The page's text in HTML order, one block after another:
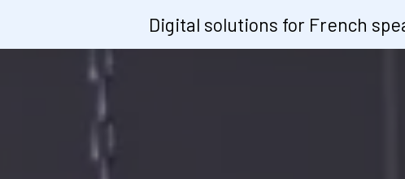
Digital solutions for French